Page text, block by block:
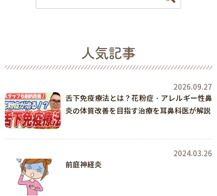
人気記事
2026.09.27
舌下免疫療法とは？花粉症・アレルギー性鼻
炎の体質改善を目指す治療を耳鼻科医が解説
2024.03.26
前庭神経炎